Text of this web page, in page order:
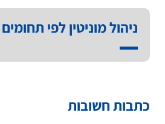
ניהול מוניטין לפי תחומים
כתבות חשובות